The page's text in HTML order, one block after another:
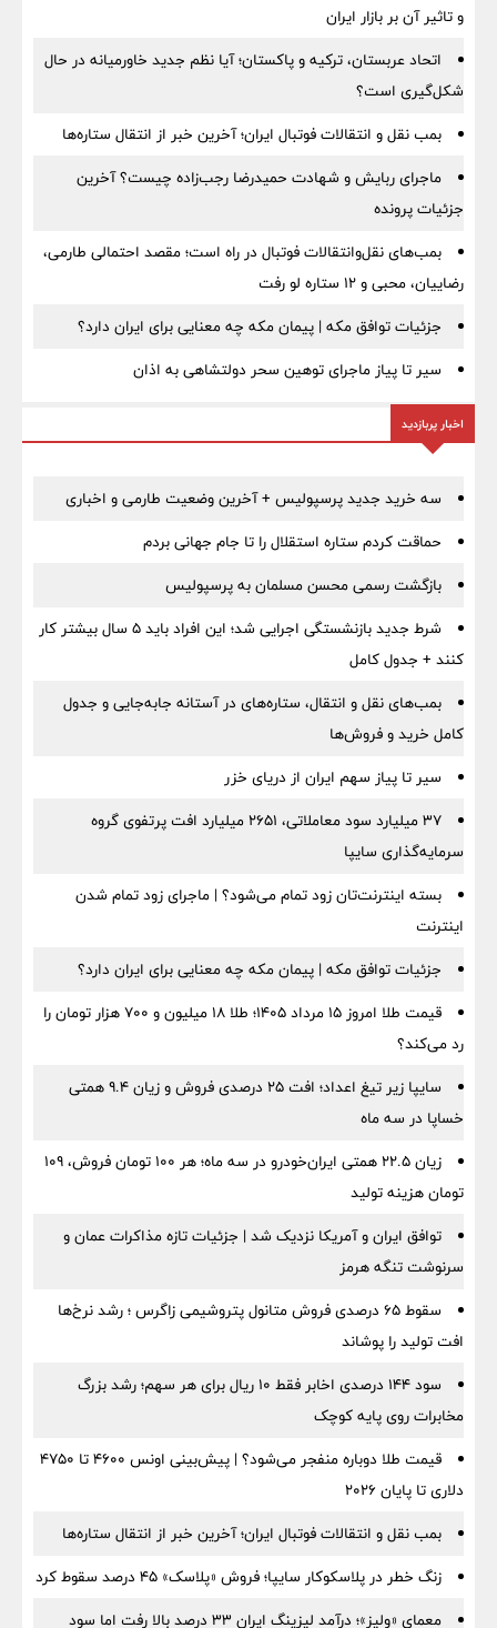
و تاثیر آن بر بازار ایران
اتحاد عربستان، ترکیه و پاکستان؛ آیا نظم جدید خاورمیانه در حال
شکل‌گیری است؟
بمب نقل‌ و انتقالات فوتبال ایران؛ آخرین خبر از انتقال ستاره‌ها
ماجرای ربایش و شهادت حمیدرضا رجب‌زاده چیست؟ آخرین
جزئیات پرونده
بمب‌های نقل‌وانتقالات فوتبال در راه است؛ مقصد احتمالی طارمی،
رضاییان، محبی و ۱۲ ستاره لو رفت
جزئیات توافق مکه | پیمان مکه چه معنایی برای ایران دارد؟
سیر تا پیاز ماجرای توهین سحر دولتشاهی به اذان
اخبار پربازدید
سه خرید جدید پرسپولیس + آخرین وضعیت طارمی و اخباری
حماقت کردم ستاره استقلال را تا جام جهانی بردم
بازگشت رسمی محسن مسلمان به پرسپولیس
شرط جدید بازنشستگی اجرایی شد؛ این افراد باید ۵ سال بیشتر کار
کنند + جدول کامل
بمب‌های نقل و انتقال، ستاره‌های در آستانه جابه‌جایی و جدول
کامل خرید و فروش‌ها
سیر تا پیاز سهم ایران از دریای خزر
۳۷ میلیارد سود معاملاتی، ۲۶۵۱ میلیارد افت پرتفوی گروه
سرمایه‌گذاری سایپا
بسته اینترنت‌تان زود تمام می‌شود؟ | ماجرای زود تمام شدن
اینترنت
جزئیات توافق مکه | پیمان مکه چه معنایی برای ایران دارد؟
قیمت طلا امروز ۱۵ مرداد ۱۴۰۵؛ طلا ۱۸ میلیون و ۷۰۰ هزار تومان را
رد می‌کند؟
سایپا زیر تیغ اعداد؛ افت ۲۵ درصدی فروش و زیان ۹.۴ همتی
خساپا در سه ماه
زیان ۲۲.۵ همتی ایران‌خودرو در سه ماه؛ هر ۱۰۰ تومان فروش، ۱۰۹
تومان هزینه تولید
توافق ایران و آمریکا نزدیک شد | جزئیات تازه مذاکرات عمان و
سرنوشت تنگه هرمز
سقوط ۶۵ درصدی فروش متانول پتروشیمی زاگرس ؛ رشد نرخ‌ها
افت تولید را پوشاند
سود ۱۴۴ درصدی اخابر فقط ۱۰ ریال برای هر سهم؛ رشد بزرگ
مخابرات روی پایه کوچک
قیمت طلا دوباره منفجر می‌شود؟ | پیش‌بینی اونس ۴۶۰۰ تا ۴۷۵۰
دلاری تا پایان ۲۰۲۶
بمب نقل‌ و انتقالات فوتبال ایران؛ آخرین خبر از انتقال ستاره‌ها
زنگ خطر در پلاسکوکار سایپا؛ فروش «پلاسک» ۴۵ درصد سقوط کرد
معمای «ولیز»؛ درآمد لیزینگ ایران ۳۳ درصد بالا رفت اما سود